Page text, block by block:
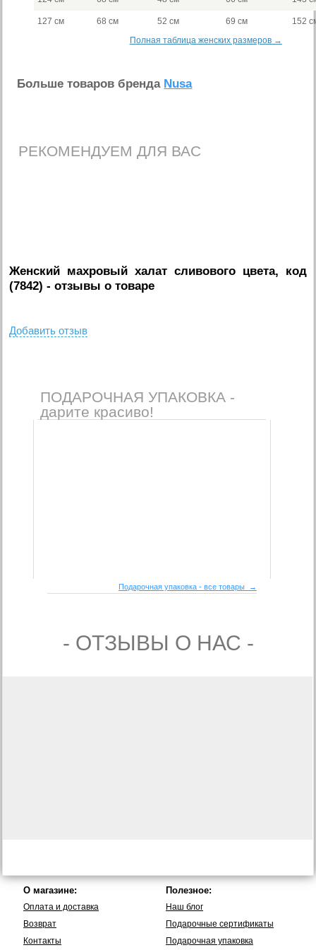
127 см 68 см 52 см 69 см
152
Полная таблица женских размеров →
Больше товаров бренда Nusa
РЕКОМЕНДУЕМ ДЛЯ ВАС
Женский махровый халат сливового цвета, код
(7842) - отзывы о товаре
Добавить отзыв
ПОДАРОЧНАЯ УПАКОВКА -
дарите красиво!
Подарочная упаковка - все товары →
- ОТЗЫВЫ О НАС -
О магазине:
Оплата и доставка
Возврат
Контакты
Полезное:
Наш блог
Подарочные сертификаты
Подарочная упаковка